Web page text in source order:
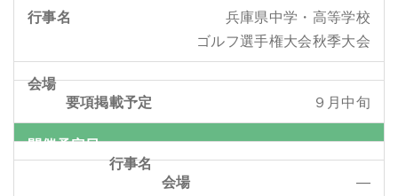
兵庫県中学・高等学校
ゴルフ選手権大会秋季大会
９月中旬
—